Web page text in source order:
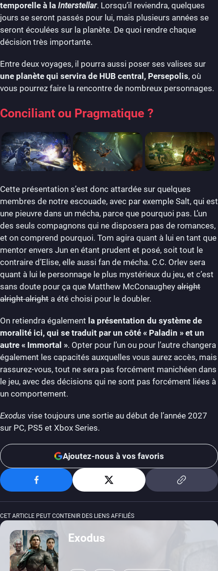
temporelle à la Interstellar. Lorsqu’il reviendra, quelques
jours se seront passés pour lui, mais plusieurs années se
seront écoulées sur la planète. De quoi rendre chaque
décision très importante.
Entre deux voyages, il pourra aussi poser ses valises sur
une planète qui servira de HUB central, Persepolis, où
vous pourrez faire la rencontre de nombreux personnages.
Conciliant ou Pragmatique ?
Cette présentation s’est donc attardée sur quelques
membres de notre escouade, avec par exemple Salt, qui est
une pieuvre dans un mécha, parce que pourquoi pas. L’un
des seuls compagnons qui ne disposera pas de romances,
et on comprend pourquoi. Tom agira quant à lui en tant que
mentor envers Jun en étant prudent et posé, soit tout le
contraire d’Elise, elle aussi fan de mécha. C.C. Orlev sera
quant à lui le personnage le plus mystérieux du jeu, et c’est
sans doute pour ça que Matthew McConaughey alright
alright alright a été choisi pour le doubler.
On retiendra également la présentation du système de
moralité ici, qui se traduit par un côté « Paladin » et un
autre « Immortal ». Opter pour l’un ou pour l’autre changera
également les capacités auxquelles vous aurez accès, mais
rassurez-vous, tout ne sera pas forcément manichéen dans
le jeu, avec des décisions qui ne sont pas forcément liées à
un comportement.
Exodus vise toujours une sortie au début de l’année 2027
sur PC, PS5 et Xbox Series.
Ajoutez-nous à vos favoris
CET ARTICLE PEUT CONTENIR DES LIENS AFFILIÉS
Exodus